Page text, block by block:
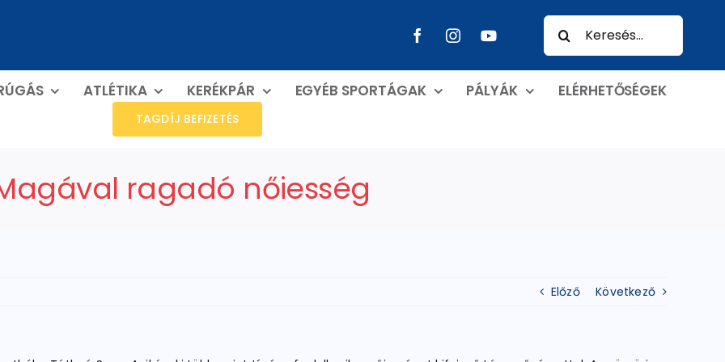
Keresés...
ATLÉTIKA KERÉKPÁR EGYÉB SPORTÁGAK PÁLYÁK ELÉRHETŐSÉGEK
TAGDÍJ BEFIZETÉS
ragadó nőiesség
Előző Következő